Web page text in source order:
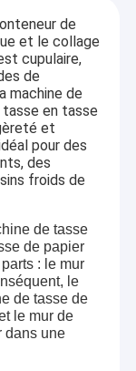
de
et le collage
cupulaire,
de
machine de
en tasse
et
pour des
des
froids de
de tasse
de papier
: le mur
le
de tasse de
le mur de
dans une